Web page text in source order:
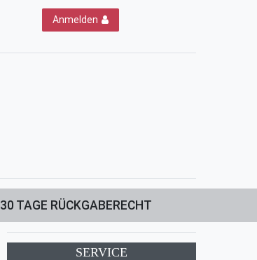
Anmelden
30 TAGE RÜCKGABERECHT
SERVICE